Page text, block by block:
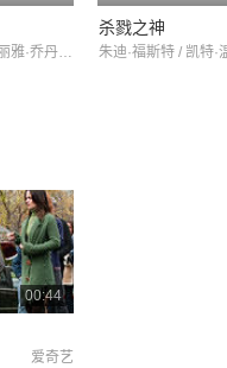
丹尼尔·奥特伊 / 卡梅丽雅·乔丹娜 / 亚辛·侯伊卡
杀戮之神
00:44
爱奇艺